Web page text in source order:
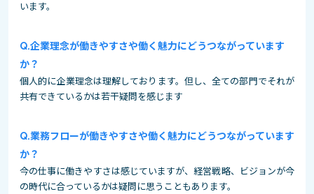
います。
企業理念が働きやすさや働く魅力にどうつながっています
か？
個人的に企業理念は理解しております。但し、全ての部門でそれが
共有できているかは若干疑問を感じます
業務フローが働きやすさや働く魅力にどうつながっています
か？
今の仕事に働きやすさは感じていますが、経営戦略、ビジョンが今
の時代に合っているかは疑問に思うこともあります。